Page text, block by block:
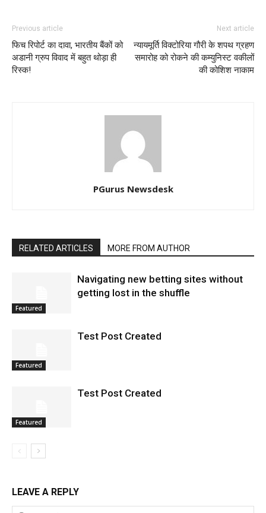
Previous article
फिच रिपोर्ट का दावा, भारतीय बैंकों को
अडानी ग्रुप विवाद में बहुत थोड़ा ही
रिस्क!
Next article
न्यायमूर्ति विक्टोरिया गौरी के शपथ ग्रहण
समारोह को रोकने की कम्युनिस्ट वकीलों
की कोशिश नाकाम
PGurus Newsdesk
RELATED ARTICLES MORE FROM AUTHOR
Featured
Navigating new betting sites without
getting lost in the shuffle
Featured
Test Post Created
Featured
Test Post Created
LEAVE A REPLY